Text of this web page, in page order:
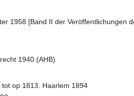
1958 [Band II der Veröffentlichungen
1940 (AHB)
op 1813. Haarlem 1894